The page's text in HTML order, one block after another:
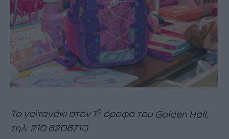
Το γαϊτανάκι στον 1ο όροφο του Golden Hall,
τηλ. 210 6206710